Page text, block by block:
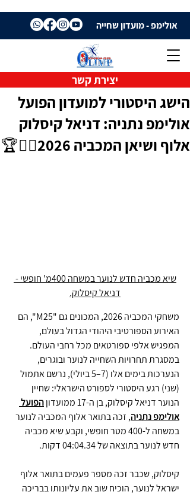
יצירת קשר
אולימפ - מועדון שחייה
הישג היסטורי למועדון הפועל
אולימפ נתניה: דניאל קיסלוק
אלוף ושיאן המכביה 2026🏊‍♂️🏆
שיא מכביה חדש לנוער במשחה 400מ' חופשי -
דניאל קיסלוק.
משחקי המכביה 2026, המכונים גם "M25", הם
האירוע הספורטיבי היהודי הגדול בעולם,
המפגיש אלפי ספורטאים מכל רחבי העולם.
במסגרת תחרויות השחייה לנוער ובוגרים,
הנערכות בימים אלו (7–5 ביולי), נרשם אתמול
(שני) רגע היסטורי לספורט הישראלי: שחיין
הנוער דניאל קיסלוק, בן ה-17 ממועדון
הפועל
אולימפ נתניה, זכה בתואר אלוף המכביה לנוער
במשחה ל-400 מטר חופשי, וקבע שיא מכביה
חדש לנוער בתוצאה של 04:04.34 דקות.
קיסלוק, שכבר זכה מספר פעמים בתואר אלוף
ישראל לנוער, הוכיח שוב את עליונותו בבריכה